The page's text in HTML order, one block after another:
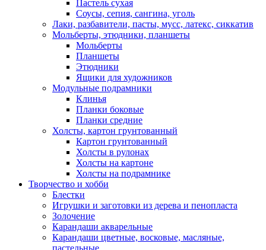
Пастель сухая
Соусы, сепия, сангина, уголь
Лаки, разбавители, пасты, мусс, латекс, сиккатив
Мольберты, этюдники, планшеты
Мольберты
Планшеты
Этюдники
Ящики для художников
Модульные подрамники
Клинья
Планки боковые
Планки средние
Холсты, картон грунтованный
Картон грунтованный
Холсты в рулонах
Холсты на картоне
Холсты на подрамнике
Творчество и хобби
Блестки
Игрушки и заготовки из дерева и пенопласта
Золочение
Карандаши акварельные
Карандаши цветные, восковые, масляные,
пастельные